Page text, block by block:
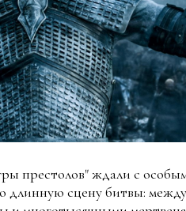
престолов" ждали с
длинную сцену битвы: